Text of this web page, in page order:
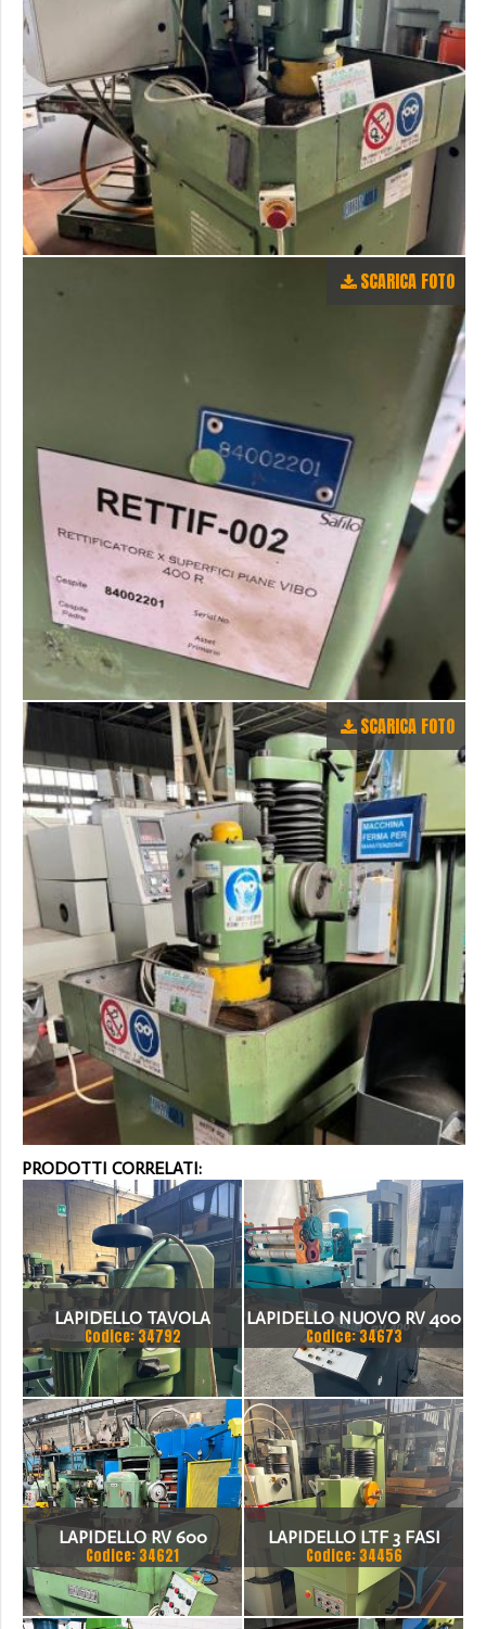
SCARICA FOTO
SCARICA FOTO
PRODOTTI CORRELATI:
LAPIDELLO TAVOLA
CIRCOLARE MCR 300
Codice: 34792
LAPIDELLO NUOVO RV 400
Codice: 34673
LAPIDELLO RV 600
Codice: 34621
LAPIDELLO LTF 3 FASI
Codice: 34456